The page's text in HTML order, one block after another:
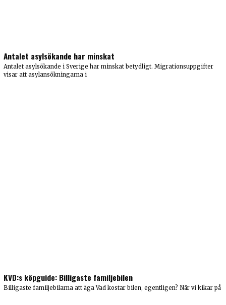
Antalet asylsökande har minskat
Antalet asylsökande i Sverige har minskat betydligt. Migrationsuppgifter
visar att asylansökningarna i
KVD:s köpguide: Billigaste familjebilen
Billigaste familjebilarna att äga Vad kostar bilen, egentligen? När vi kikar på